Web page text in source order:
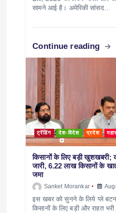
सामने आई है। अमेरिकी सांसद…
Continue reading
ट्रेंडिंग देश-विदेश प्रदेश
किसानों के लिए बड़ी खुशखबरी;
जारी, 6.22 लाख किसानों के
जमा
Sanket Morankar
इस खबर को सुनने के लिये प्ले बटन
किसानों के लिए बड़ी और राहत